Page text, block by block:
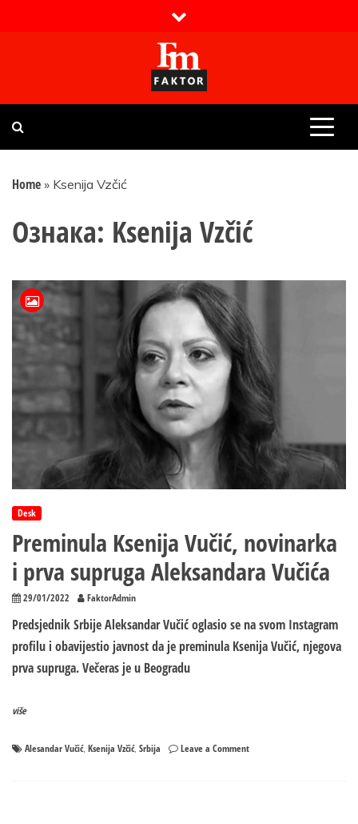
Faktor magazin
Uvijek presudan
Home » Ksenija Vzčić
Ознака: Ksenija Vzčić
Desk
Preminula Ksenija Vučić, novinarka
i prva supruga Aleksandara Vučića
29/01/2022 FaktorAdmin
Predsjednik Srbije Aleksandar Vučić oglasio se na svom Instagram
profilu i obavijestio javnost da je preminula Ksenija Vučić, njegova
prva supruga. Večeras je u Beogradu
više
Alesandar Vučić, Ksenija Vzčić, Srbija Leave a Commenton